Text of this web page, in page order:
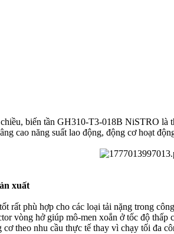
biến tần GH310-T3-018B NiSTRO
cao năng suất lao động, động cơ hoạt
xuất
rất phù hợp cho các loại tải nặng trong
vòng hở giúp mô-men xoắn ở tốc độ
cơ theo nhu cầu thực tế thay vì chạy tối đa